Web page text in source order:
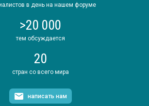
в день на нашем форуме
>20 000
тем обсуждается
20
стран со всего мира
написать нам